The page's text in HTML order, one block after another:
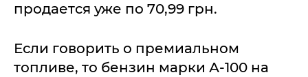
продается уже по 70,99 грн.
Если говорить о премиальном
топливе, то бензин марки А-100 на